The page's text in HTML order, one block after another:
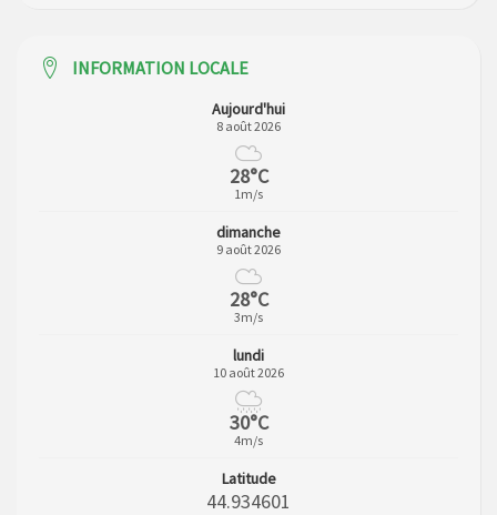
INFORMATION LOCALE
Aujourd'hui
8 août 2026
28°C
1m/s
dimanche
9 août 2026
28°C
3m/s
lundi
10 août 2026
30°C
4m/s
Latitude
44.934601